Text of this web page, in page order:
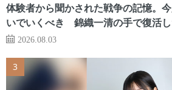
体験者から聞かされた戦争の記憶。
いでいくべき 錦織一清の手で復活
2026.08.03